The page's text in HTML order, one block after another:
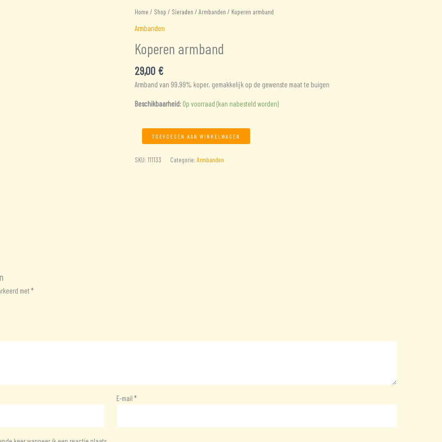
Home / Shop / Sieraden / Armbanden / Koperen armband
Armbanden
Koperen armband
29,00 €
Armband van 99.99% koper, gemakkelijk op de gewenste maat te buigen
Beschikbaarheid: Op voorraad (kan nabesteld worden)
Koperen
armband
aantal
TOEVOEGEN AAN WINKELWAGEN
SKU: 111133 Categorie: Armbanden
met*
E-mail *